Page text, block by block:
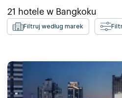
21 hotele w Bangkoku
Filtruj według marek